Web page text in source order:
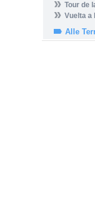
Tour de
Vuelta a
Alle